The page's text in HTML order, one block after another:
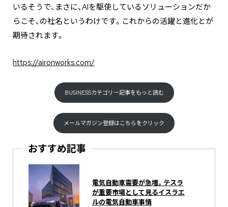
いるそうで、まさに、AIを駆使しているソリューションだか
らこそ、の社名というわけです。これからの活躍と進化とが
期待されます。
https://aironworks.com/
BUSINESSカテゴリー記事をもっと読む
メールマガジン登録はこちらをクリック
おすすめ記事
電気自動車需要が急増。テスラ
が重要市場として見るイスラエ
ルの電気自動車事情